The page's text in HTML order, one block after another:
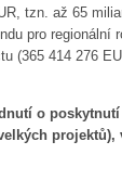
tzn. až 65
pro regionální
(365 414 276
o
projektů),